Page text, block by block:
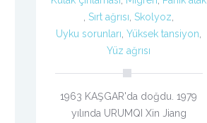
Sırt ağrısı Skolyoz
Uyku sorunları ,Yüksek tansiyon
Yüz ağrısı
1963 KAŞGAR'da doğdu. 1979
yılında URUMQI Xin Jiang